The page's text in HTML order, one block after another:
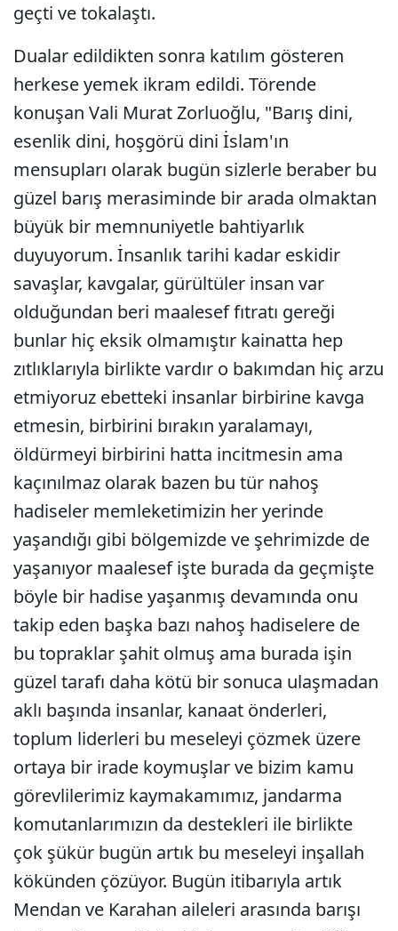
geçti ve tokalaştı.
Dualar edildikten sonra katılım gösteren
herkese yemek ikram edildi. Törende
konuşan Vali Murat Zorluoğlu, "Barış dini,
esenlik dini, hoşgörü dini İslam'ın
mensupları olarak bugün sizlerle beraber bu
güzel barış merasiminde bir arada olmaktan
büyük bir memnuniyetle bahtiyarlık
duyuyorum. İnsanlık tarihi kadar eskidir
savaşlar, kavgalar, gürültüler insan var
olduğundan beri maalesef fıtratı gereği
bunlar hiç eksik olmamıştır kainatta hep
zıtlıklarıyla birlikte vardır o bakımdan hiç arzu
etmiyoruz ebetteki insanlar birbirine kavga
etmesin, birbirini bırakın yaralamayı,
öldürmeyi birbirini hatta incitmesin ama
kaçınılmaz olarak bazen bu tür nahoş
hadiseler memleketimizin her yerinde
yaşandığı gibi bölgemizde ve şehrimizde de
yaşanıyor maalesef işte burada da geçmişte
böyle bir hadise yaşanmış devamında onu
takip eden başka bazı nahoş hadiselere de
bu topraklar şahit olmuş ama burada işin
güzel tarafı daha kötü bir sonuca ulaşmadan
aklı başında insanlar, kanaat önderleri,
toplum liderleri bu meseleyi çözmek üzere
ortaya bir irade koymuşlar ve bizim kamu
görevlilerimiz kaymakamımız, jandarma
komutanlarımızın da destekleri ile birlikte
çok şükür bugün artık bu meseleyi inşallah
kökünden çözüyor. Bugün itibarıyla artık
Mendan ve Karahan aileleri arasında barışı